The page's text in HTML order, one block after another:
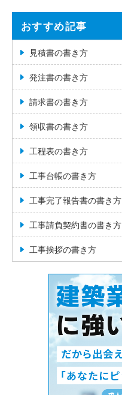
おすすめ記事
見積書の書き方
発注書の書き方
請求書の書き方
領収書の書き方
工程表の書き方
工事台帳の書き方
工事完了報告書の書き方
工事請負契約書の書き方
工事挨拶の書き方